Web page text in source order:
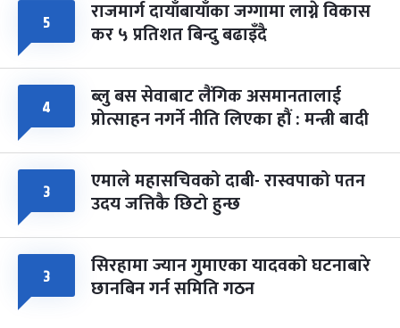
५ राजमार्ग दायाँबायाँका जग्गामा लाग्ने विकास
कर ५ प्रतिशत बिन्दु बढाइँदै
४ ब्लु बस सेवाबाट लैंगिक असमानतालाई
प्रोत्साहन नगर्ने नीति लिएका हौं : मन्त्री बादी
३ एमाले महासचिवको दाबी- रास्वपाको पतन
उदय जत्तिकै छिटो हुन्छ
३ सिरहामा ज्यान गुमाएका यादवको घटनाबारे
छानबिन गर्न समिति गठन